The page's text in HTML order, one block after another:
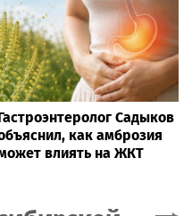
Садыков
как амброзия
влиять на ЖКТ